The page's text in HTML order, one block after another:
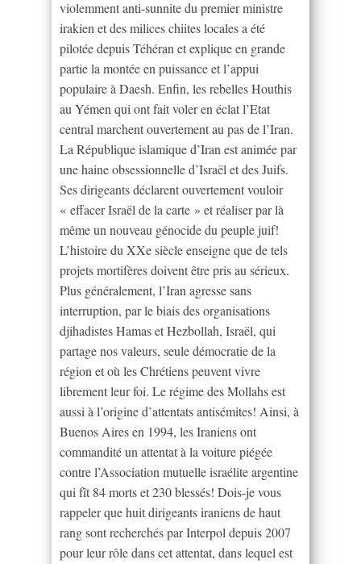
violemment anti-sunnite du premier ministre
irakien et des milices chiites locales a été
pilotée depuis Téhéran et explique en grande
partie la montée en puissance et l’appui
populaire à Daesh. Enfin, les rebelles Houthis
au Yémen qui ont fait voler en éclat l’Etat
central marchent ouvertement au pas de l’Iran.
La République islamique d’Iran est animée par
une haine obsessionnelle d’Israël et des Juifs.
Ses dirigeants déclarent ouvertement vouloir
« effacer Israël de la carte » et réaliser par là
même un nouveau génocide du peuple juif!
L’histoire du XXe siècle enseigne que de tels
projets mortifères doivent être pris au sérieux.
Plus généralement, l’Iran agresse sans
interruption, par le biais des organisations
djihadistes Hamas et Hezbollah, Israël, qui
partage nos valeurs, seule démocratie de la
région et où les Chrétiens peuvent vivre
librement leur foi. Le régime des Mollahs est
aussi à l’origine d’attentats antisémites! Ainsi, à
Buenos Aires en 1994, les Iraniens ont
commandité un attentat à la voiture piégée
contre l’Association mutuelle israélite argentine
qui fît 84 morts et 230 blessés! Dois-je vous
rappeler que huit dirigeants iraniens de haut
rang sont recherchés par Interpol depuis 2007
pour leur rôle dans cet attentat, dans lequel est